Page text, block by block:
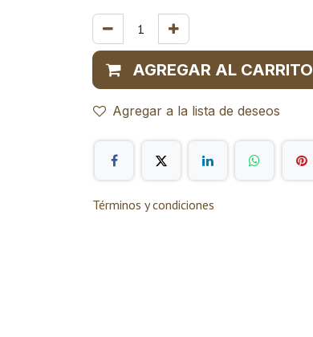
AGREGAR AL CARRITO
Agregar a la lista de deseos
Términos y condiciones